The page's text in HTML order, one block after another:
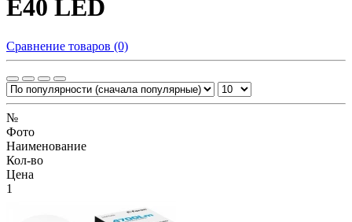
E40 LED
Сравнение товаров (0)
№
Фото
Наименование
Кол-во
Цена
1